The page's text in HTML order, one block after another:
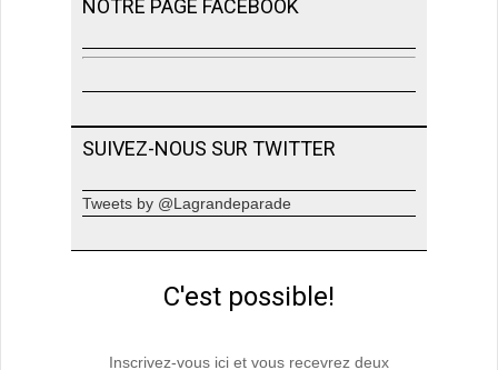
NOTRE PAGE FACEBOOK
SUIVEZ-NOUS SUR TWITTER
Tweets by @Lagrandeparade
C'est possible!
Inscrivez-vous ici et vous recevrez deux